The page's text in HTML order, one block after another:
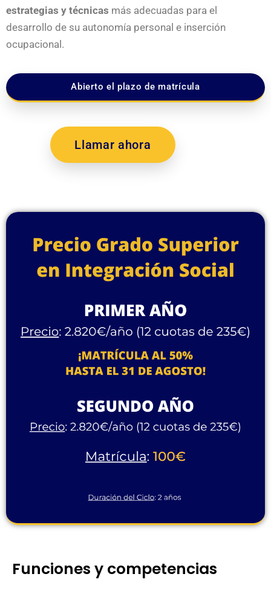
estrategias y técnicas más adecuadas para el
desarrollo de su autonomía personal e inserción
ocupacional.
Abierto el plazo de matrícula
Llamar ahora
Funciones y competencias